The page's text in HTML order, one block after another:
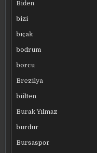
Biden
bizi
bıçak
bodrum
borcu
Brezilya
bülten
Burak Yılmaz
burdur
Bursaspor